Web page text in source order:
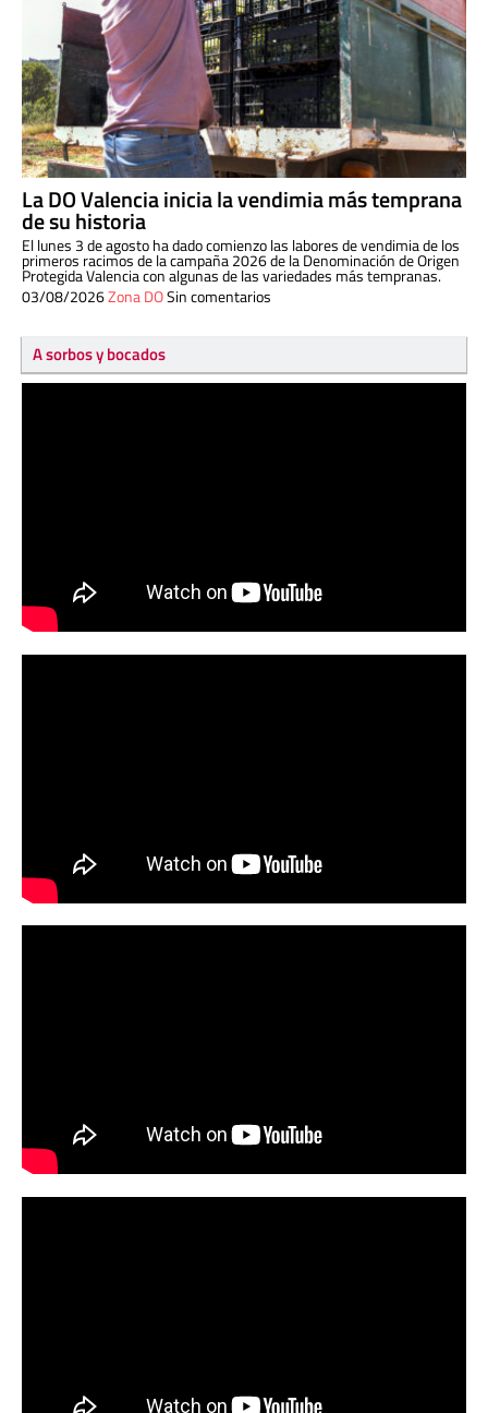
La DO Valencia inicia la vendimia más temprana
de su historia
El lunes 3 de agosto ha dado comienzo las labores de vendimia de los
primeros racimos de la campaña 2026 de la Denominación de Origen
Protegida Valencia con algunas de las variedades más tempranas.
03/08/2026Zona DOSin comentarios
A sorbos y bocados